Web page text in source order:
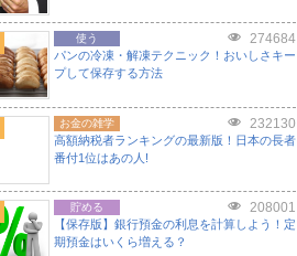
使う 274684
パンの冷凍・解凍テクニック！おいしさキー
プして保存する方法
お金の雑学 232130
高額納税者ランキングの最新版！日本の長者
番付1位はあの人!
貯める 208001
【保存版】銀行預金の利息を計算しよう！定
期預金はいくら増える？